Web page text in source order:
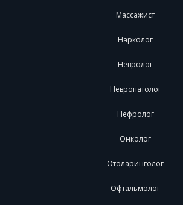
Массажист
Нарколог
Невролог
Невропатолог
Нефролог
Онколог
Отоларинголог
Офтальмолог